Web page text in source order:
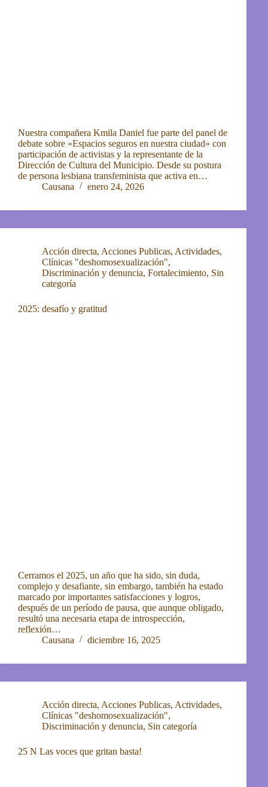
Nuestra compañera Kmila Daniel fue parte del panel de
debate sobre «Espacios seguros en nuestra ciudad» con
participación de activistas y la representante de la
Dirección de Cultura del Municipio. Desde su postura
de persona lesbiana transfeminista que activa en…
Causana
enero 24, 2026
Acción directa, Acciones Publicas, Actividades,
Clínicas "deshomosexualización",
Discriminación y denuncia, Fortalecimiento, Sin
categoría
2025: desafío y gratitud
Cerramos el 2025, un año que ha sido, sin duda,
complejo y desafiante, sin embargo, también ha estado
marcado por importantes satisfacciones y logros,
después de un período de pausa, que aunque obligado,
resultó una necesaria etapa de introspección,
reflexión…
Causana
diciembre 16, 2025
Acción directa, Acciones Publicas, Actividades,
Clínicas "deshomosexualización",
Discriminación y denuncia, Sin categoría
25 N Las voces que gritan basta!